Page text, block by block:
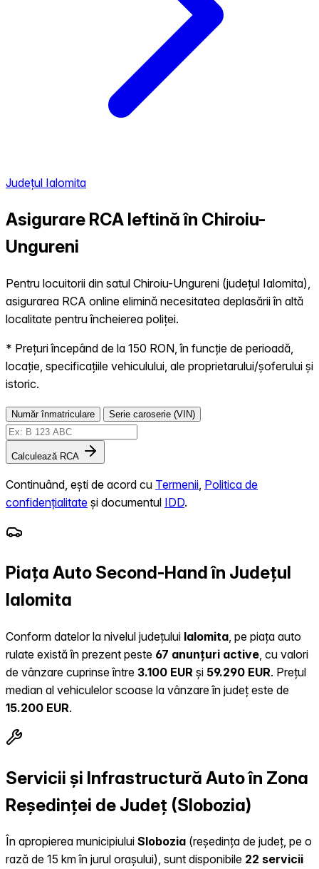
Județul Ialomita
Asigurare RCA Ieftină în Chiroiu-
Ungureni
Pentru locuitorii din satul Chiroiu-Ungureni (județul Ialomita),
asigurarea RCA online elimină necesitatea deplasării în altă
localitate pentru încheierea poliței.
* Prețuri începând de la 150 RON, în funcție de perioadă,
locație, specificațiile vehiculului, ale proprietarului/șoferului și
istoric.
Număr înmatriculare Serie caroserie (VIN)
Calculează RCA
Continuând, ești de acord cu Termenii Politica de
confidențialitate și documentul IDD.
Piața Auto Second-Hand în Județul
Ialomita
Conform datelor la nivelul județului Ialomita , pe piața auto
rulate există în prezent peste 67 anunțuri active , cu valori
de vânzare cuprinse între 3.100 EUR și 59.290 EUR. Prețul
median al vehiculelor scoase la vânzare în județ este de
15.200 EUR.
Servicii și Infrastructură Auto în Zona
Reședinței de Județ (Slobozia)
În apropierea municipiului Slobozia (reședința de județ, pe o
rază de 15 km în jurul orașului), sunt disponibile 22 servicii